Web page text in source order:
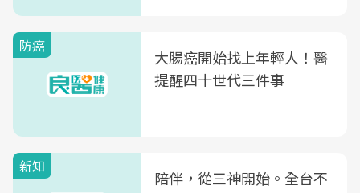
防癌
大腸癌開始找上年輕人！醫
提醒四十世代三件事
新知
陪伴，從三神開始。全台不